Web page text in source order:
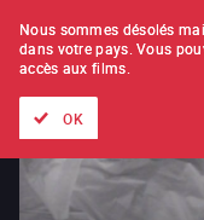
À
Nous sommes désolés
dans votre pays. Vous
accès aux films.
OK